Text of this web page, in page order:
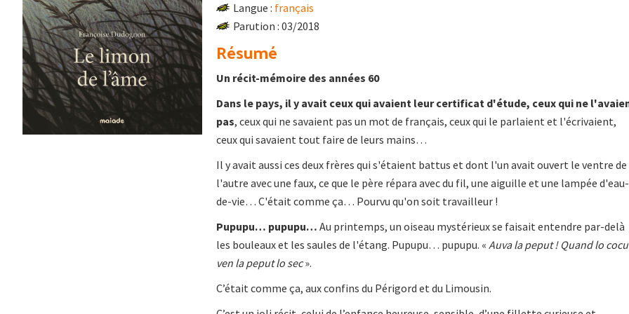
Langue : français
Parution : 03/2018
Résumé
Un récit-mémoire des années 60
Dans le pays, il y avait ceux qui avaient leur certificat d'étude, ceux qui ne
pas, ceux qui ne savaient pas un mot de français, ceux qui le parlaient et l'écrivaient,
ceux qui savaient tout faire de leurs mains…
Il y avait aussi ces deux frères qui s'étaient battus et dont l'un avait ouvert le ventre de
l'autre avec une faux, ce que le père répara avec du fil, une aiguille et une lampée d'eau-
de-vie… C'était comme ça… Pourvu qu'on soit travailleur !
Pupupu… pupupu… Au printemps, un oiseau mystérieux se faisait entendre par-delà
les bouleaux et les saules de l'étang. Pupupu… pupupu. « Auva la peput ! Quand lo
ven la peput lo sec».
C’était comme ça, aux confins du Périgord et du Limousin.